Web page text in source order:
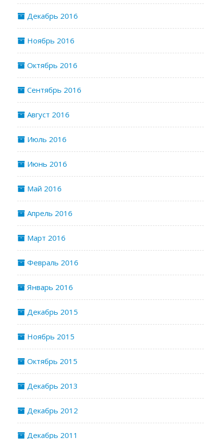
Декабрь 2016
Ноябрь 2016
Октябрь 2016
Сентябрь 2016
Август 2016
Июль 2016
Июнь 2016
Май 2016
Апрель 2016
Март 2016
Февраль 2016
Январь 2016
Декабрь 2015
Ноябрь 2015
Октябрь 2015
Декабрь 2013
Декабрь 2012
Декабрь 2011